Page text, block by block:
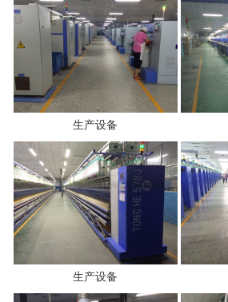
生产设备
生产设备